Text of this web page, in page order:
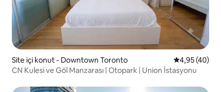
Site içi konut - Downtown Toronto 5 üzerinden
4,95 (40)
CN Kulesi ve Göl Manzarası | Otopark | Union İstasyonu